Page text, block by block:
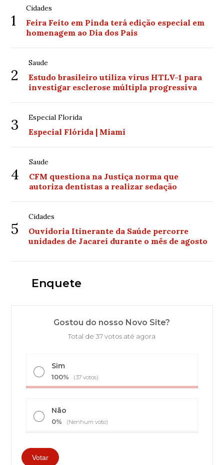
1
Cidades
Feira Feito em Pinda terá edição especial em
homenagem ao Dia dos Pais
2
Saude
Estudo brasileiro utiliza vírus HTLV-1 para
investigar esclerose múltipla progressiva
3 Especial Florida
Especial Flórida | Miami
4
Saude
CFM questiona na Justiça norma que
autoriza dentistas a realizar sedação
5
Cidades
Ouvidoria Itinerante da Saúde percorre
unidades de Jacareí durante o mês de agosto
Enquete
Gostou do nosso Novo Site?
Total de 37 votos até agora
Sim
100% (37 votos)
Não
0% (Nenhum voto)